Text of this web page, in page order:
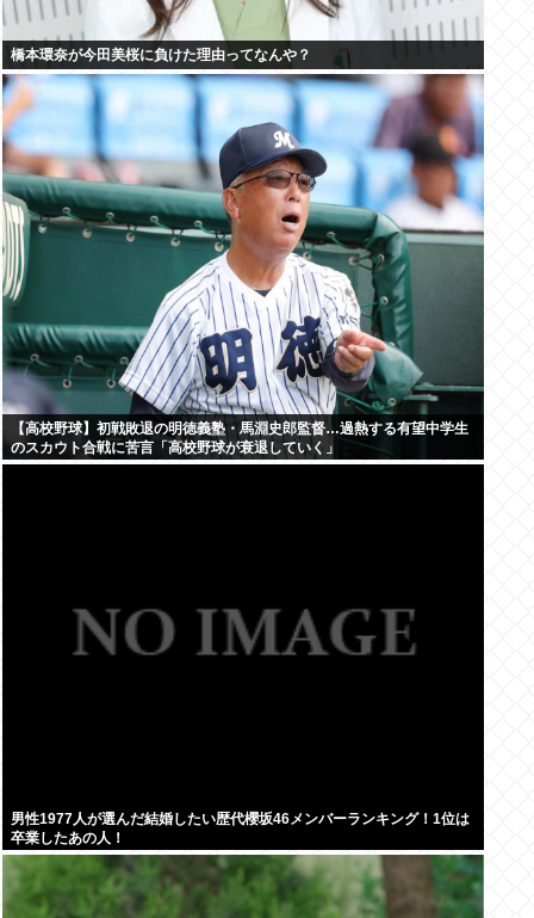
橋本環奈が今田美桜に負けた理由ってなんや？
【高校野球】初戦敗退の明徳義塾・馬淵史郎監督…過熱する有望中学生
のスカウト合戦に苦言「高校野球が衰退していく」
男性1977人が選んだ結婚したい歴代櫻坂46メンバーランキング！1位は
卒業したあの人！